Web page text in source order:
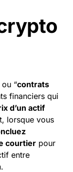
“contrats
financiers qui
d’un actif
lorsque vous
courtier pour
entre